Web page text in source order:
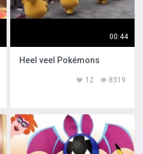
00:44
Heel veel Pokémons
8319
12